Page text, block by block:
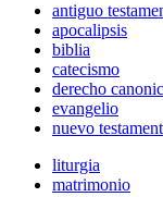
antiguo
apocalipsis
biblia
catecismo
derecho
evangelio
nuevo
liturgia
matrimonio